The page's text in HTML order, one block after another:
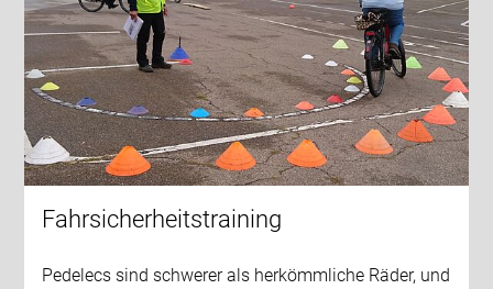
Fahrsicherheitstraining
Pedelecs sind schwerer als herkömmliche Räder, und